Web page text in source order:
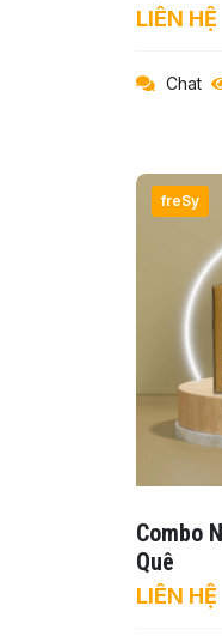
LIÊN HỆ
Chat
freSy
Combo
Quê
LIÊN HỆ